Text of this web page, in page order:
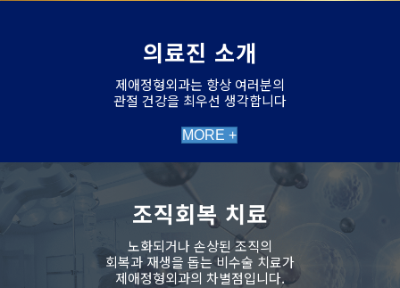
의료진 소개
제애정형외과는 항상 여러분의
관절 건강을 최우선 생각합니다
MORE +
조직회복 치료
노화되거나 손상된 조직의
회복과 재생을 돕는 비수술 치료가
제애정형외과의 차별점입니다.